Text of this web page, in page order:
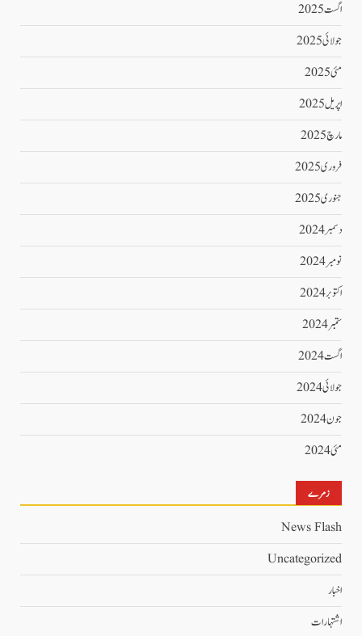
اگست 2025
جولائی 2025
مئی 2025
اپریل 2025
مارچ 2025
فروری 2025
جنوری 2025
دسمبر 2024
نومبر 2024
اکتوبر 2024
ستمبر 2024
اگست 2024
جولائی 2024
جون 2024
مئی 2024
زمرے
News Flash
Uncategorized
اخبار
اشتہارات